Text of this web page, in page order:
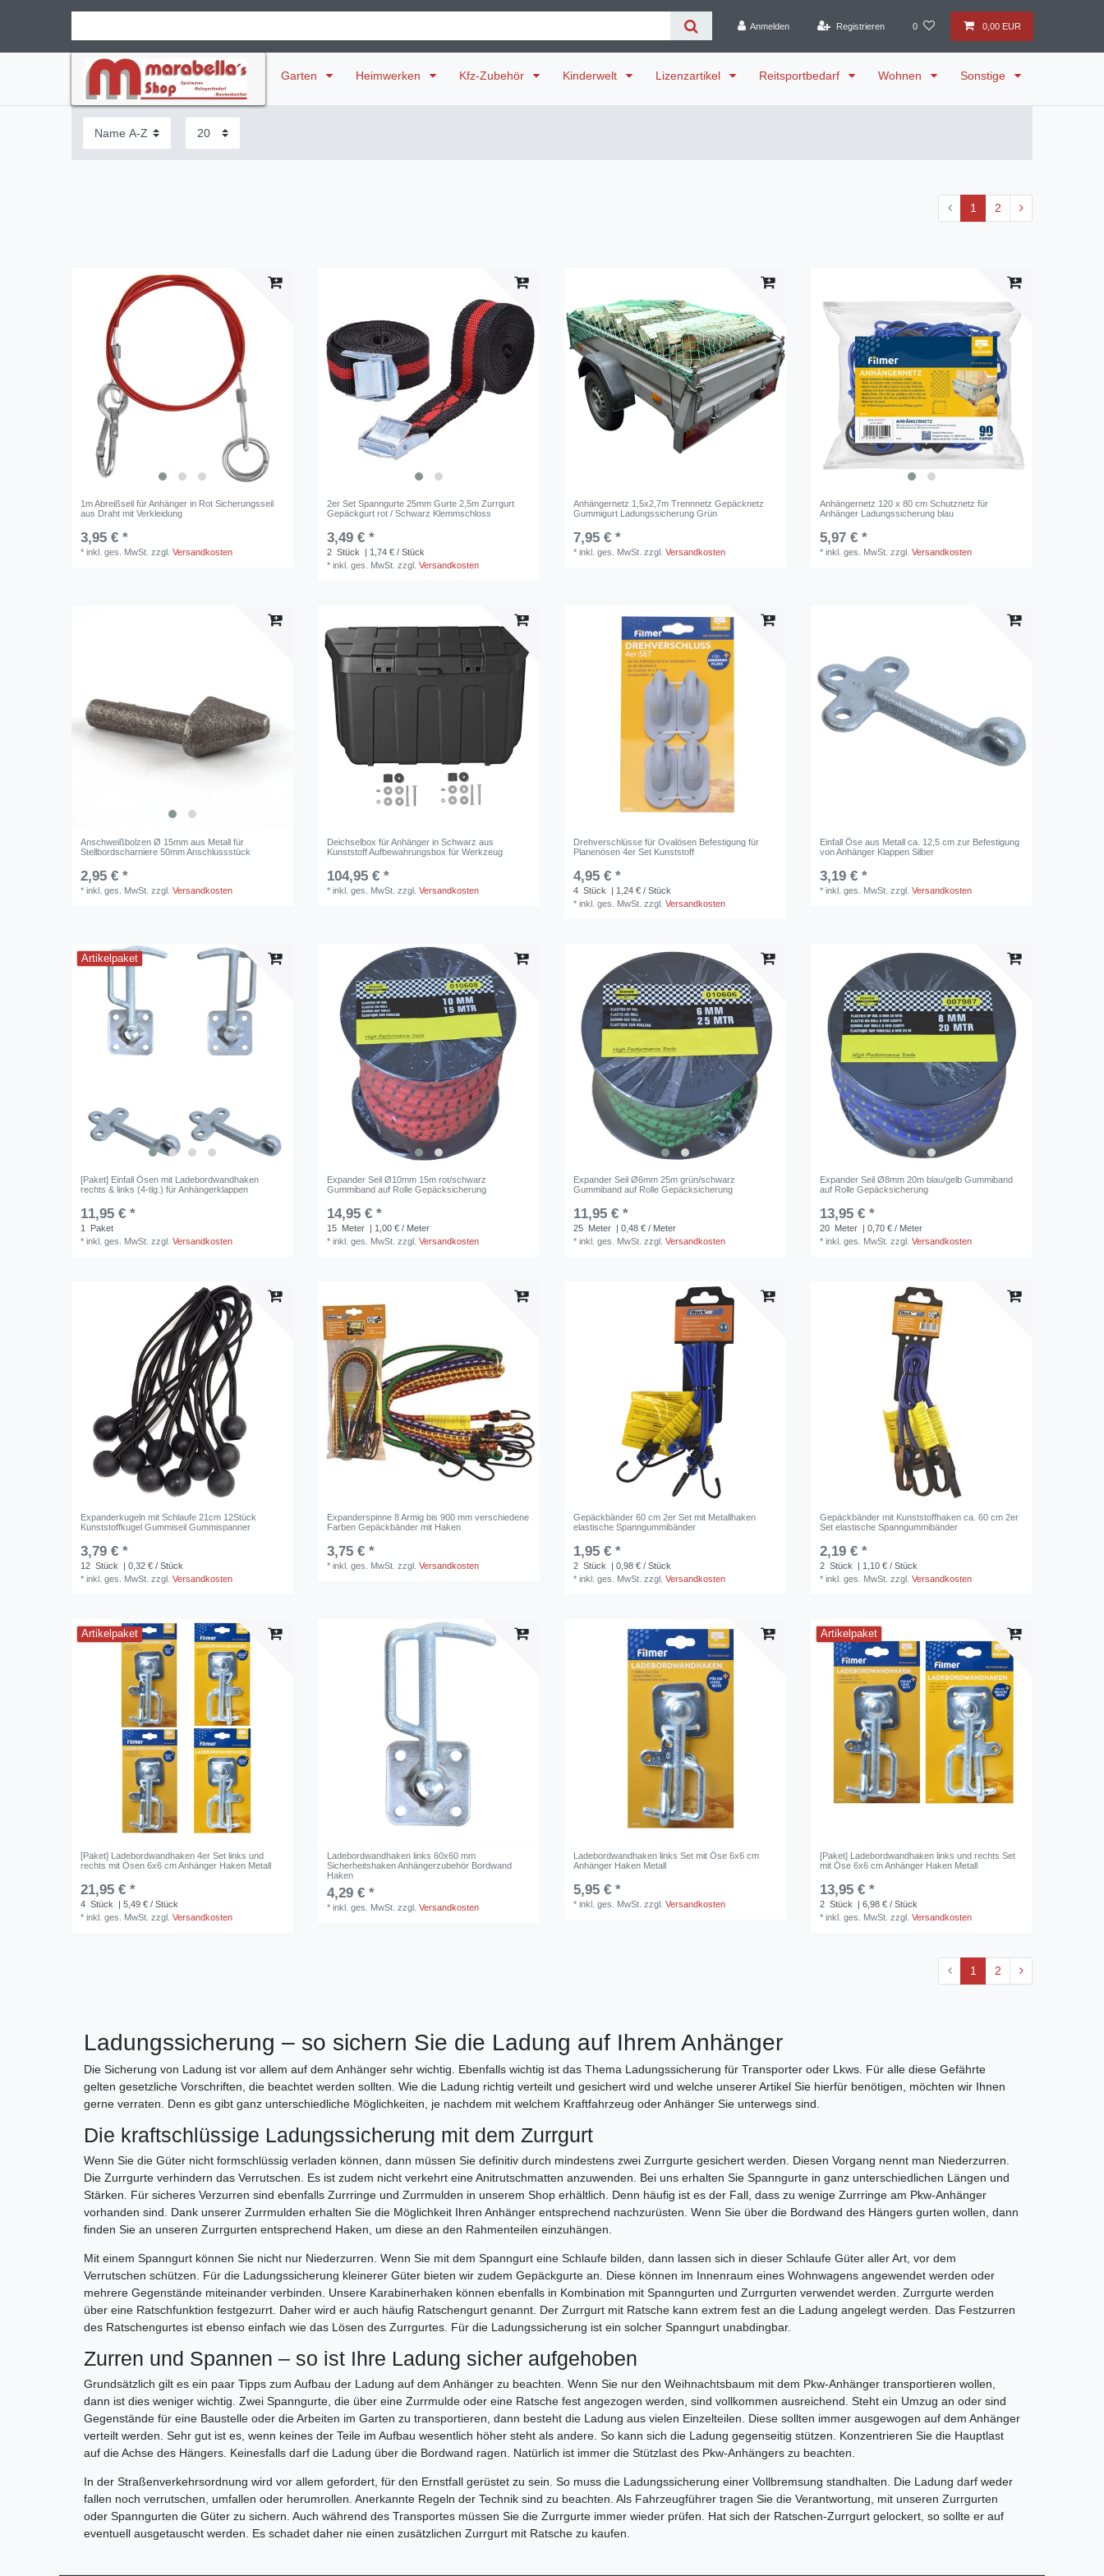
Anmelden Registrieren 0 0,00 EUR
Garten Heimwerken Kfz-Zubehör Kinderwelt Lizenzartikel Reitsportbedarf Wohnen Sonstige
1 2
1m Abreißseil für Anhänger in Rot Sicherungsseil
aus Draht mit Verkleidung
3,95 € *
*inkl. ges. MwSt. zzgl.Versandkosten
2er Set Spanngurte 25mm Gurte 2,5m Zurrgurt
Gepäckgurt rot / Schwarz Klemmschloss
3,49 € *
2 Stück
| 1,74 € / Stück
*inkl. ges. MwSt. zzgl.Versandkosten
Anhängernetz 1,5x2,7m Trennnetz Gepäcknetz
Gummigurt Ladungssicherung Grün
7,95 € *
*inkl. ges. MwSt. zzgl.Versandkosten
Anhängernetz 120 x 80 cm Schutznetz für
Anhänger Ladungssicherung blau
5,97 € *
*inkl. ges. MwSt. zzgl.Versandkosten
Anschweißbolzen Ø 15mm aus Metall für
Stellbordscharniere 50mm Anschlussstück
2,95 € *
*inkl. ges. MwSt. zzgl.Versandkosten
Deichselbox für Anhänger in Schwarz aus
Kunststoff Aufbewahrungsbox für Werkzeug
104,95 € *
*inkl. ges. MwSt. zzgl.Versandkosten
Drehverschlüsse für Ovalösen Befestigung für
Planenösen 4er Set Kunststoff
4,95 € *
4 Stück
| 1,24 € / Stück
*inkl. ges. MwSt. zzgl.Versandkosten
Einfall Öse aus Metall ca. 12,5 cm zur Befestigung
von Anhänger Klappen Silber
3,19 € *
*inkl. ges. MwSt. zzgl.Versandkosten
Artikelpaket
[Paket] Einfall Ösen mit Ladebordwandhaken
rechts & links (4-tlg.) für Anhängerklappen
11,95 € *
1
Paket
*inkl. ges. MwSt. zzgl.Versandkosten
Expander Seil Ø10mm 15m rot/schwarz
Gummiband auf Rolle Gepäcksicherung
14,95 € *
15 Meter | 1,00 € / Meter
*inkl. ges. MwSt. zzgl.Versandkosten
Expander Seil Ø6mm 25m grün/schwarz
Gummiband auf Rolle Gepäcksicherung
11,95 € *
25 Meter | 0,48 € / Meter
*inkl. ges. MwSt. zzgl.Versandkosten
Expander Seil Ø8mm 20m blau/gelb Gummiband
auf Rolle Gepäcksicherung
13,95 € *
20 Meter | 0,70 € / Meter
*inkl. ges. MwSt. zzgl.Versandkosten
Expanderkugeln mit Schlaufe 21cm 12Stück
Kunststoffkugel Gummiseil Gummispanner
3,79 € *
12 Stück
| 0,32 € / Stück
*inkl. ges. MwSt. zzgl.Versandkosten
Expanderspinne 8 Armig bis 900 mm verschiedene
Farben Gepäckbänder mit Haken
3,75 € *
*inkl. ges. MwSt. zzgl.Versandkosten
Gepäckbänder 60 cm 2er Set mit Metallhaken
elastische Spanngummibänder
1,95 € *
2 Stück
| 0,98 € / Stück
*inkl. ges. MwSt. zzgl.Versandkosten
Gepäckbänder mit Kunststoffhaken ca. 60 cm 2er
Set elastische Spanngummibänder
2,19 € *
2 Stück
| 1,10 € / Stück
*inkl. ges. MwSt. zzgl.Versandkosten
Artikelpaket
[Paket] Ladebordwandhaken 4er Set links und
rechts mit Ösen 6x6 cm Anhänger Haken Metall
21,95 € *
4 Stück
| 5,49 € / Stück
*inkl. ges. MwSt. zzgl.Versandkosten
Ladebordwandhaken links 60x60 mm
Sicherheitshaken Anhängerzubehör Bordwand
Haken
4,29 € *
*inkl. ges. MwSt. zzgl.Versandkosten
Ladebordwandhaken links Set mit Öse 6x6 cm
Anhänger Haken Metall
5,95 € *
*inkl. ges. MwSt. zzgl.Versandkosten
Artikelpaket
[Paket] Ladebordwandhaken links und rechts Set
mit Öse 6x6 cm Anhänger Haken Metall
13,95 € *
2 Stück
| 6,98 € / Stück
*inkl. ges. MwSt. zzgl.Versandkosten
1 2
Ladungssicherung – so sichern Sie die Ladung auf Ihrem Anhänger
Die Sicherung von Ladung ist vor allem auf dem Anhänger sehr wichtig. Ebenfalls wichtig ist das Thema Ladungssicherung für Transporter oder Lkws. Für alle diese Gefährte
gelten gesetzliche Vorschriften, die beachtet werden sollten. Wie die Ladung richtig verteilt und gesichert wird und welche unserer Artikel Sie hierfür benötigen, möchten wir Ihnen
gerne verraten. Denn es gibt ganz unterschiedliche Möglichkeiten, je nachdem mit welchem Kraftfahrzeug oder Anhänger Sie unterwegs sind.
Die kraftschlüssige Ladungssicherung mit dem Zurrgurt
Wenn Sie die Güter nicht formschlüssig verladen können, dann müssen Sie definitiv durch mindestens zwei Zurrgurte gesichert werden. Diesen Vorgang nennt man Niederzurren.
Die Zurrgurte verhindern das Verrutschen. Es ist zudem nicht verkehrt eine Anitrutschmatten anzuwenden. Bei uns erhalten Sie Spanngurte in ganz unterschiedlichen Längen und
Stärken. Für sicheres Verzurren sind ebenfalls Zurrringe und Zurrmulden in unserem Shop erhältlich. Denn häufig ist es der Fall, dass zu wenige Zurrringe am Pkw-Anhänger
vorhanden sind. Dank unserer Zurrmulden erhalten Sie die Möglichkeit Ihren Anhänger entsprechend nachzurüsten. Wenn Sie über die Bordwand des Hängers gurten wollen, dann
finden Sie an unseren Zurrgurten entsprechend Haken, um diese an den Rahmenteilen einzuhängen.
Mit einem Spanngurt können Sie nicht nur Niederzurren. Wenn Sie mit dem Spanngurt eine Schlaufe bilden, dann lassen sich in dieser Schlaufe Güter aller Art, vor dem
Verrutschen schützen. Für die Ladungssicherung kleinerer Güter bieten wir zudem Gepäckgurte an. Diese können im Innenraum eines Wohnwagens angewendet werden oder
mehrere Gegenstände miteinander verbinden. Unsere Karabinerhaken können ebenfalls in Kombination mit Spanngurten und Zurrgurten verwendet werden. Zurrgurte werden
über eine Ratschfunktion festgezurrt. Daher wird er auch häufig Ratschengurt genannt. Der Zurrgurt mit Ratsche kann extrem fest an die Ladung angelegt werden. Das Festzurren
des Ratschengurtes ist ebenso einfach wie das Lösen des Zurrgurtes. Für die Ladungssicherung ist ein solcher Spanngurt unabdingbar.
Zurren und Spannen – so ist Ihre Ladung sicher aufgehoben
Grundsätzlich gilt es ein paar Tipps zum Aufbau der Ladung auf dem Anhänger zu beachten. Wenn Sie nur den Weihnachtsbaum mit dem Pkw-Anhänger transportieren wollen,
dann ist dies weniger wichtig. Zwei Spanngurte, die über eine Zurrmulde oder eine Ratsche fest angezogen werden, sind vollkommen ausreichend. Steht ein Umzug an oder sind
Gegenstände für eine Baustelle oder die Arbeiten im Garten zu transportieren, dann besteht die Ladung aus vielen Einzelteilen. Diese sollten immer ausgewogen auf dem Anhänger
verteilt werden. Sehr gut ist es, wenn keines der Teile im Aufbau wesentlich höher steht als andere. So kann sich die Ladung gegenseitig stützen. Konzentrieren Sie die Hauptlast
auf die Achse des Hängers. Keinesfalls darf die Ladung über die Bordwand ragen. Natürlich ist immer die Stützlast des Pkw-Anhängers zu beachten.
In der Straßenverkehrsordnung wird vor allem gefordert, für den Ernstfall gerüstet zu sein. So muss die Ladungssicherung einer Vollbremsung standhalten. Die Ladung darf weder
fallen noch verrutschen, umfallen oder herumrollen. Anerkannte Regeln der Technik sind zu beachten. Als Fahrzeugführer tragen Sie die Verantwortung, mit unseren Zurrgurten
oder Spanngurten die Güter zu sichern. Auch während des Transportes müssen Sie die Zurrgurte immer wieder prüfen. Hat sich der Ratschen-Zurrgurt gelockert, so sollte er auf
eventuell ausgetauscht werden. Es schadet daher nie einen zusätzlichen Zurrgurt mit Ratsche zu kaufen.